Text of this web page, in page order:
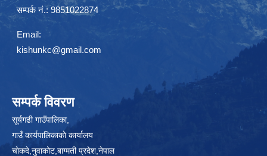
सम्पर्क नं.: 9851022874
Email:
kishunkc@gmail.com
सम्पर्क विवरण
सूर्यगढी गाउँपालिका,
गाउँ कार्यपालिकाकाे कार्यालय
चाेकदे,नुवाकोट,बाग्मती प्रदेश,नेपाल